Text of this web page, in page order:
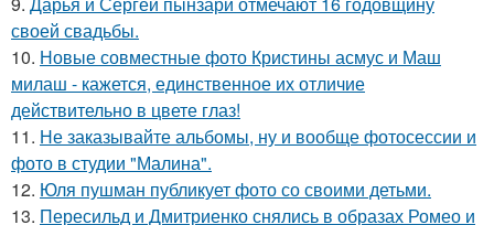
своей свадьбы.
10. Новые совместные фото Кристины асмус и Маш
милаш - кажется, единственное их отличие
действительно в цвете глаз!
11. Не заказывайте альбомы, ну и вообще фотосессии и
фото в студии "Малина".
12. Юля пушман публикует фото со своими детьми.
13. Пересильд и Дмитриенко снялись в образах Ромео и